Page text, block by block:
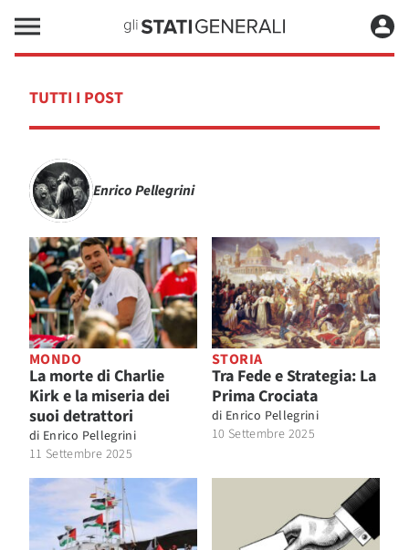
TUTTI I POST
Enrico Pellegrini
MONDO
La morte di Charlie
Kirk e la miseria dei
suoi detrattori
di Enrico Pellegrini
11 Settembre 2025
STORIA
Tra Fede e Strategia: La
Prima Crociata
di Enrico Pellegrini
10 Settembre 2025